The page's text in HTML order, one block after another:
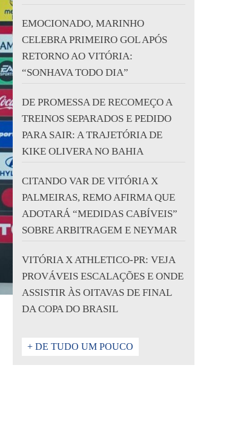
EMOCIONADO, MARINHO
CELEBRA PRIMEIRO GOL APÓS
RETORNO AO VITÓRIA:
“SONHAVA TODO DIA”
DE PROMESSA DE RECOMEÇO A
TREINOS SEPARADOS E PEDIDO
PARA SAIR: A TRAJETÓRIA DE
KIKE OLIVERA NO BAHIA
CITANDO VAR DE VITÓRIA X
PALMEIRAS, REMO AFIRMA QUE
ADOTARÁ “MEDIDAS CABÍVEIS”
SOBRE ARBITRAGEM E NEYMAR
VITÓRIA X ATHLETICO-PR: VEJA
PROVÁVEIS ESCALAÇÕES E ONDE
ASSISTIR ÀS OITAVAS DE FINAL
DA COPA DO BRASIL
+ DE TUDO UM POUCO